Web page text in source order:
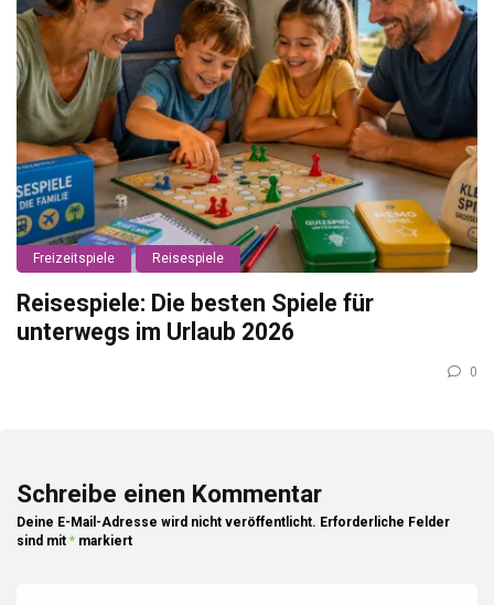
Freizeitspiele Reisespiele
Reisespiele: Die besten Spiele für
unterwegs im Urlaub 2026
0
Schreibe einen Kommentar
Deine E-Mail-Adresse wird nicht veröffentlicht. Erforderliche Felder
sind mit * markiert